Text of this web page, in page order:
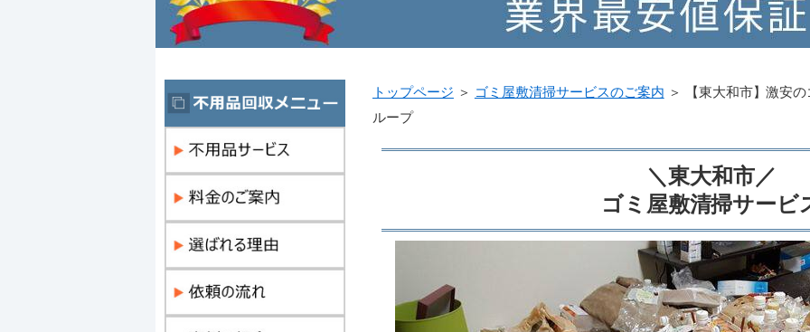
トップページ ＞ ゴミ屋敷清掃サービスのご案内 ＞
【東大和市】激安
ループ
＼東大和市／
ゴミ屋敷清掃サービ